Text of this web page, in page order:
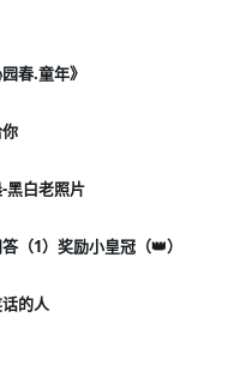
春.童年》
黑白老照片
（1）奖励小皇冠（👑）
的人